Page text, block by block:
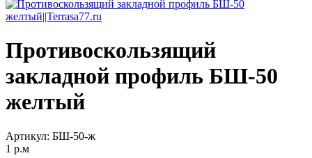
Противоскользящий
закладной профиль БШ-50
желтый
Артикул: БШ-50-ж
1 p.м